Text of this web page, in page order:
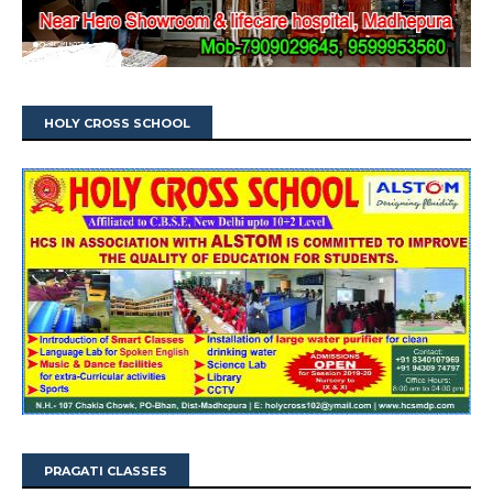
HOLY CROSS SCHOOL
PRAGATI CLASSES